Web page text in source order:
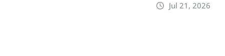
Jul 21, 2026